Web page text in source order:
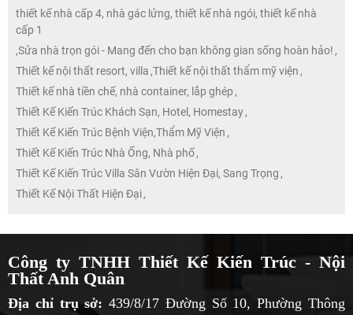
thiết kế nhà cấp 4, nhà gác lửng, thiết kế nhà ngói, thiết kế nhà
cấp 1
,Sửa nhà trọn gói - Mang đến cho bạn không gian sống hoàn hảo! ,
Thiết kế nội thất resort, villa ,Thiết kế nội thất thẩm mỹ viện ,
Thiết kế nhà tiền chế, nhà container, lắp ghép ,
Thiết Kế Kiến Trúc Khách Sạn, Hotel, Homestay,
Thiết Kế Kiến Trúc Bệnh Viện,Thẩm Mỹ Viện ,
Thiết Kế Kiến Trúc Nhà Ống, Nhà phố,
Thiết Kế Kiến Trúc Villa Sân Vườn Hiện Đại, Sang Trọng ,
Thiết Kế Nội Thất Hiện Đại,
Công ty TNHH Thiết Kế Kiến Trúc - Nội
Thất Anh Quân
Địa chỉ trụ sở: 439/8/17 Đường Số 10, Phường Thông